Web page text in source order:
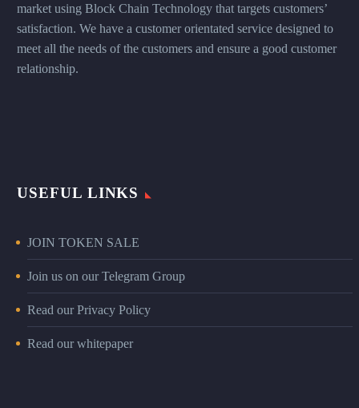
market using Block Chain Technology that targets customers’
satisfaction. We have a customer orientated service designed to
meet all the needs of the customers and ensure a good customer
relationship.
USEFUL LINKS
JOIN TOKEN SALE
Join us on our Telegram Group
Read our Privacy Policy
Read our whitepaper